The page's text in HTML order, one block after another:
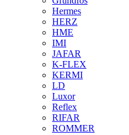
Hermes
HERZ
HME
IMI
JAFAR
K-FLEX
KERMI
LD
Luxor
Reflex
RIFAR
ROMMER